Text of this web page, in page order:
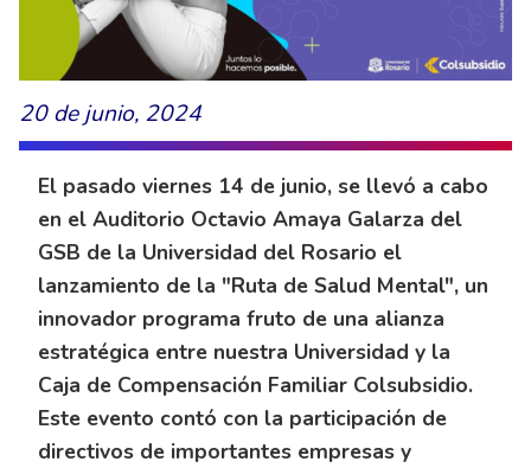
20 de junio, 2024
El pasado viernes 14 de junio, se llevó a cabo
en el Auditorio Octavio Amaya Galarza del
GSB de la Universidad del Rosario el
lanzamiento de la "Ruta de Salud Mental", un
innovador programa fruto de una alianza
estratégica entre nuestra Universidad y la
Caja de Compensación Familiar Colsubsidio.
Este evento contó con la participación de
directivos de importantes empresas y